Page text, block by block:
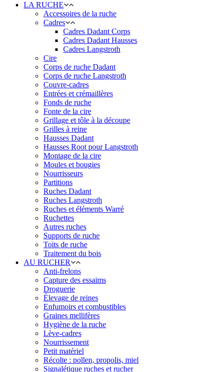
LA RUCHE
Accessoires de la ruche
Cadres
Cadres Dadant Corps
Cadres Dadant Hausses
Cadres Langstroth
Cire
Corps de ruche Dadant
Corps de ruche Langstroth
Couvre-cadres
Entrées et crémaillères
Fonds de ruche
Fonte de la cire
Grillage et tôle à la découpe
Grilles à reine
Hausses Dadant
Hausses Root pour Langstroth
Montage de la cire
Moules et bougies
Nourrisseurs
Partitions
Ruches Dadant
Ruches Langstroth
Ruches et éléments Warré
Ruchettes
Autres ruches
Supports de ruche
Toits de ruche
Traitement du bois
AU RUCHER
Anti-frelons
Capture des essaims
Droguerie
Élevage de reines
Enfumoirs et combustibles
Graines mellifères
Hygiène de la ruche
Lève-cadres
Nourrissement
Petit matériel
Récolte : pollen, propolis, miel
Signalétique ruches et rucher